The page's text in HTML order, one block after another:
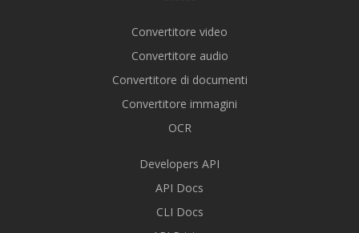
Convertitore video
Convertitore audio
Convertitore di documenti
Convertitore immagini
OCR
Developers API
API Docs
CLI Docs